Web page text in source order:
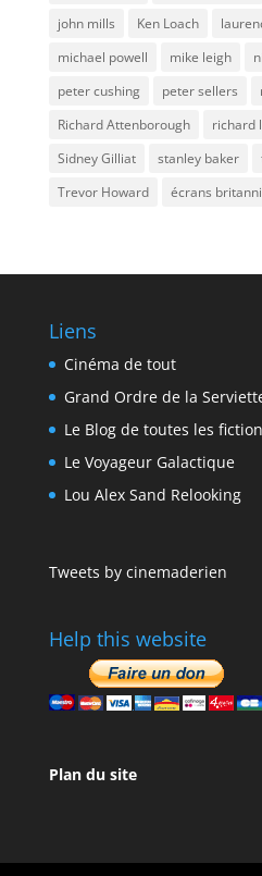
john mills
Ken Loach
michael powell
mike leigh
peter cushing
peter sellers
Richard Attenborough
richard
Sidney Gilliat
stanley baker
Trevor Howard
écrans
Liens
Cinéma de tout
Grand Ordre de la
Le Blog de toutes les
Le Voyageur Galactique
Lou Alex Sand Relooking
Tweets by cinemaderien
Help this website
Plan du site